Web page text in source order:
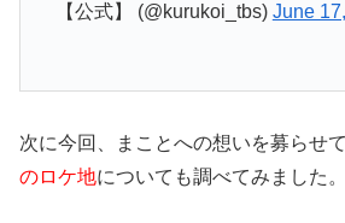
【公式】 (@kurukoi_tbs) June
次に今回、まことへの想いを募らせ
のロケ地についても調べてみました。